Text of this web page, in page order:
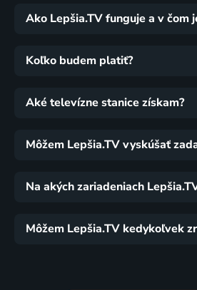
Ako Lepšia.TV funguje a v čom
Koľko budem platiť?
Aké televízne stanice získam?
Môžem Lepšia.TV vyskúšať
Na akých zariadeniach
Môžem Lepšia.TV kedykoľvek